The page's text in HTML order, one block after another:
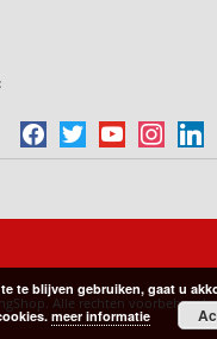
facebook
twitter youtubeinstagramlinkedin
Alle rechten
te blijven gebruiken, gaat u
meer informatie